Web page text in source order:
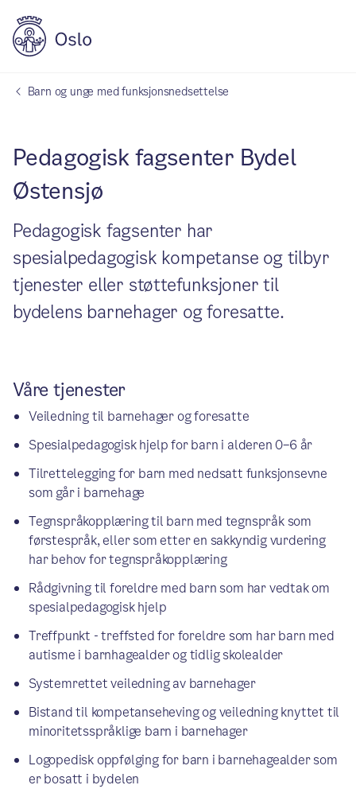
Barn og unge med funksjonsnedsettelse
Pedagogisk fagsenter Bydel
Østensjø
Pedagogisk fagsenter har
spesialpedagogisk kompetanse og tilbyr
tjenester eller støttefunksjoner til
bydelens barnehager og foresatte.
Våre tjenester
Veiledning til barnehager og foresatte
Spesialpedagogisk hjelp for barn i alderen 0–6 år
Tilrettelegging for barn med nedsatt funksjonsevne
som går i barnehage
Tegnspråkopplæring til barn med tegnspråk som
førstespråk, eller som etter en sakkyndig vurdering
har behov for tegnspråkopplæring
Rådgivning til foreldre med barn som har vedtak om
spesialpedagogisk hjelp
Treffpunkt - treffsted for foreldre som har barn med
autisme i barnhagealder og tidlig skolealder
Systemrettet veiledning av barnehager
Bistand til kompetanseheving og veiledning knyttet til
minoritetsspråklige barn i barnehager
Logopedisk oppfølging for barn i barnehagealder som
er bosatt i bydelen